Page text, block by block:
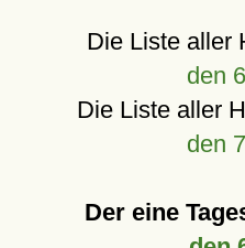
Die Liste aller
den
Die Liste aller
den
Der eine